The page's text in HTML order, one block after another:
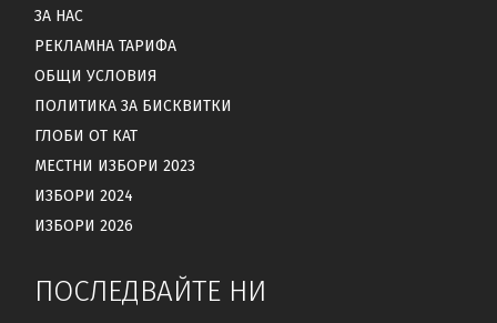
ЗА НАС
РЕКЛАМНА ТАРИФА
ОБЩИ УСЛОВИЯ
ПОЛИТИКА ЗА БИСКВИТКИ
ГЛОБИ ОТ КАТ
МЕСТНИ ИЗБОРИ 2023
ИЗБОРИ 2024
ИЗБОРИ 2026
ПОСЛЕДВАЙТЕ НИ